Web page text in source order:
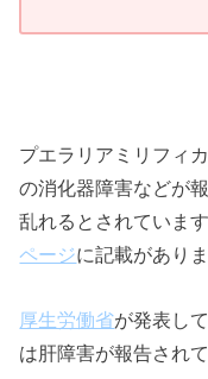
プエラリアミリフィ
の消化器障害などが
乱れるとされていま
ページに記載がありま
厚生労働省が発表し
は肝障害が報告されて